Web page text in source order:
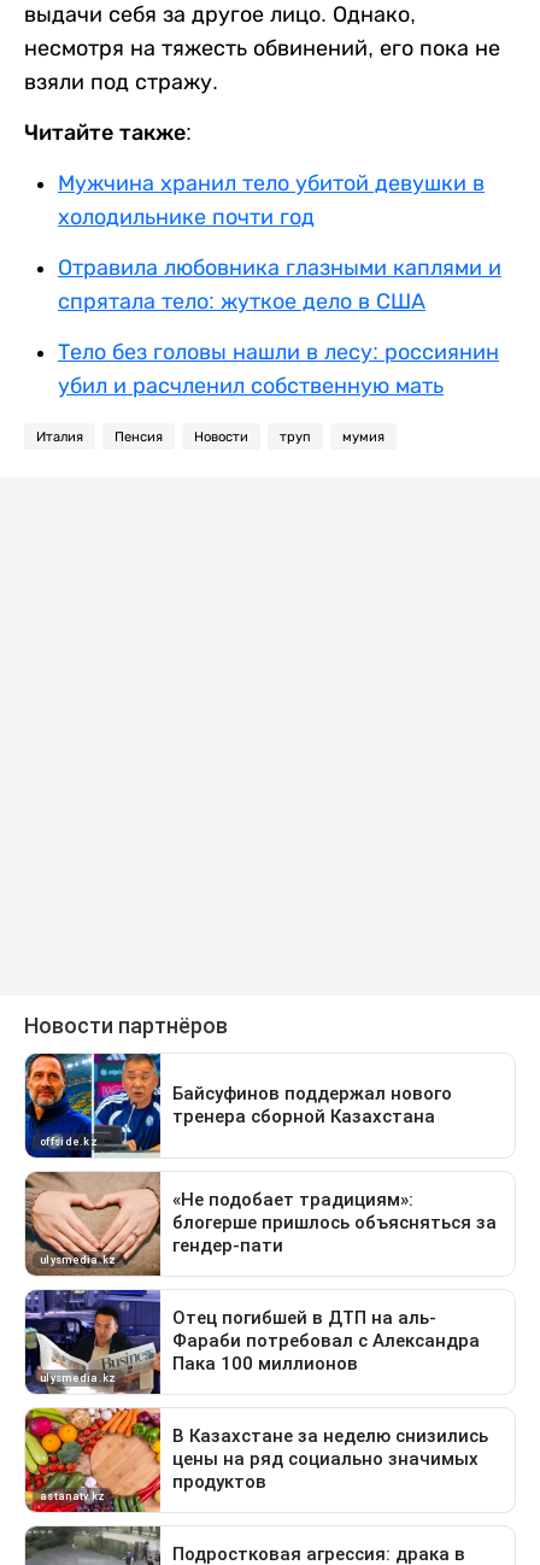
выдачи себя за другое лицо. Однако,
несмотря на тяжесть обвинений, его пока не
взяли под стражу.
Читайте также:
Мужчина хранил тело убитой девушки в
холодильнике почти год
Отравила любовника глазными каплями и
спрятала тело: жуткое дело в США
Тело без головы нашли в лесу: россиянин
убил и расчленил собственную мать
Италия Пенсия Новости труп мумия